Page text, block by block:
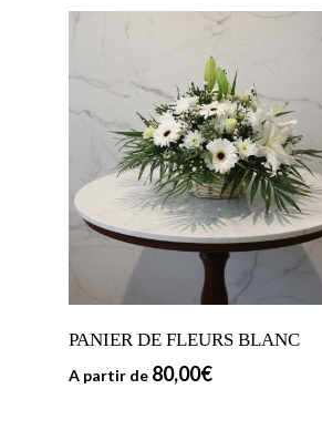
PANIER DE FLEURS BLANC
A partir de 80,00€